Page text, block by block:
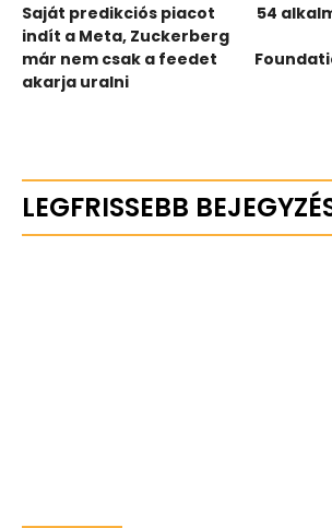
Saját predikciós piacot
indít a Meta, Zuckerberg
már nem csak a feedet
akarja uralni
54
LEGFRISSEBB